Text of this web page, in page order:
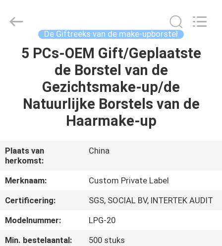
HUIS
PRODUCTEN
ONGEVEER
FABRIEKSREIS
KWALITEITSCONTROLE
SITEMAP
Chanmy
Cosmetics
Reserved.
De Giftreeks van de make-upborstel
5 PCs-OEM Gift/Geplaatste
de Borstel van de
Gezichtsmake-up/de
Natuurlijke Borstels van de
Haarmake-up
Plaats van
herkomst:
China
Merknaam:
Custom Private Label
Certificering:
SGS, SOCIAL BV, INTERTEK AUDIT
Modelnummer:
LPG-20
Min. bestelaantal:
500 stuks